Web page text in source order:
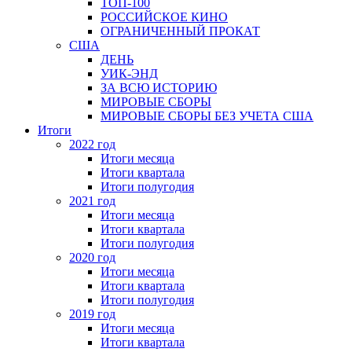
ТОП-100
РОССИЙСКОЕ КИНО
ОГРАНИЧЕННЫЙ ПРОКАТ
США
ДЕНЬ
УИК-ЭНД
ЗА ВСЮ ИСТОРИЮ
МИРОВЫЕ СБОРЫ
МИРОВЫЕ СБОРЫ БЕЗ УЧЕТА США
Итоги
2022 год
Итоги месяца
Итоги квартала
Итоги полугодия
2021 год
Итоги месяца
Итоги квартала
Итоги полугодия
2020 год
Итоги месяца
Итоги квартала
Итоги полугодия
2019 год
Итоги месяца
Итоги квартала